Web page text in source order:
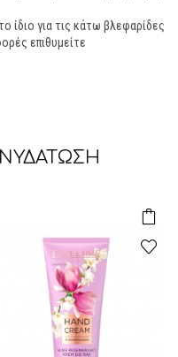
ίδιο για τις κάτω βλεφαρίδες
επιθυμείτε